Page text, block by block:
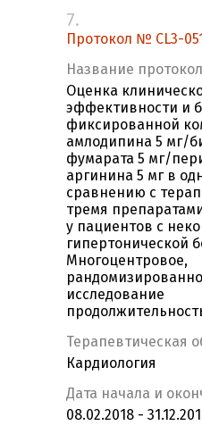
7.
Протокол № CL3-
Название
Оценка
эффективности и
фиксированной
амлодипина 5 мг/
фумарата 5 мг/
аргинина 5 мг в
сравнению с
тремя
у пациентов с
гипертонической
Многоцентровое,
исследование
Терапевтическая
Кардиология
Дата начала и
08.02.2018 -